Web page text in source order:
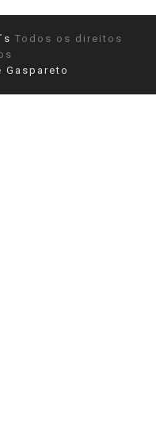
Todos os direitos
Gaspareto